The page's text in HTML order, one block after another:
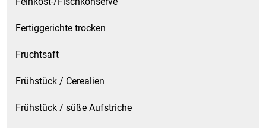
Spirituosen
Fertiggerichte trocken
Fruchtsaft
Frühstück / Cerealien
Frühstück / süße Aufstriche